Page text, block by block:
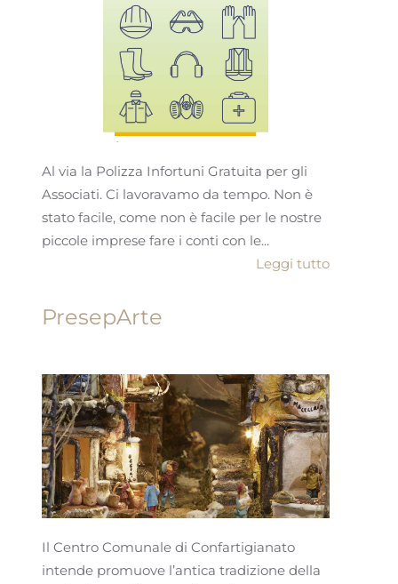
Al via la Polizza Infortuni Gratuita per gli
Associati. Ci lavoravamo da tempo. Non è
stato facile, come non è facile per le nostre
piccole imprese fare i conti con le...
Leggi tutto
PresepArte
Il Centro Comunale di Confartigianato
intende promuove l’antica tradizione della